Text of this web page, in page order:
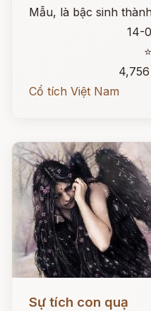
Mẫu, là bậc sinh
14-
Cổ tích Việt Nam
Sự tích con quạ